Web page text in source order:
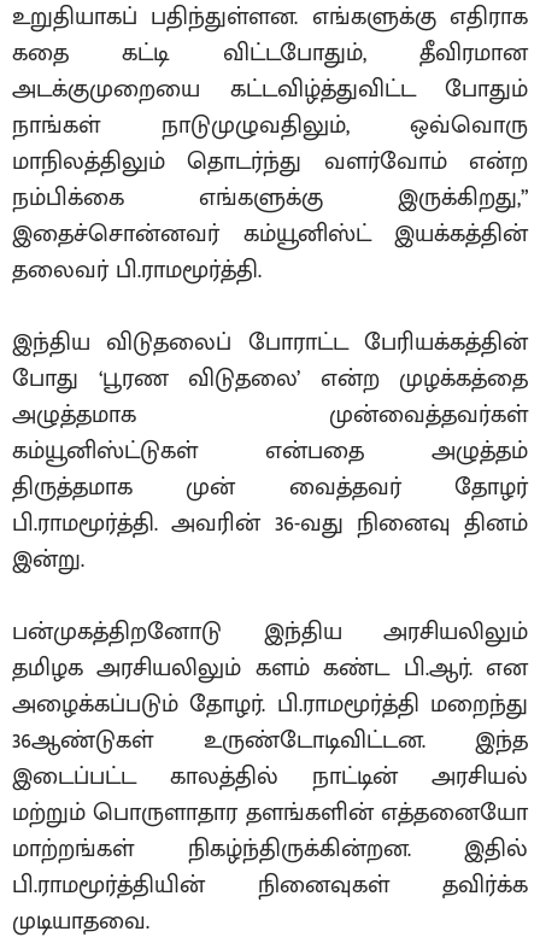
உறுதியாகப் பதிந்துள்ளன. எங்களுக்கு எதிராக
கதை கட்டி விட்டபோதும், தீவிரமான
அடக்குமுறையை கட்டவிழ்த்துவிட்ட போதும்
நாங்கள் நாடுமுழுவதிலும், ஒவ்வொரு
மாநிலத்திலும் தொடர்ந்து வளர்வோம் என்ற
நம்பிக்கை எங்களுக்கு இருக்கிறது,”
இதைச்சொன்னவர் கம்யூனிஸ்ட் இயக்கத்தின்
தலைவர் பி.ராமமூர்த்தி.
இந்திய விடுதலைப் போராட்ட பேரியக்கத்தின்
போது ‘பூரண விடுதலை’ என்ற முழக்கத்தை
அழுத்தமாக முன்வைத்தவர்கள்
கம்யூனிஸ்ட்டுகள் என்பதை அழுத்தம்
திருத்தமாக முன் வைத்தவர் தோழர்
பி.ராமமூர்த்தி. அவரின் 36-வது நினைவு தினம்
இன்று.
பன்முகத்திறனோடு இந்திய அரசியலிலும்
தமிழக அரசியலிலும் களம் கண்ட பி.ஆர். என
அழைக்கப்படும் தோழர். பி.ராமமூர்த்தி மறைந்து
36ஆண்டுகள் உருண்டோடிவிட்டன. இந்த
இடைப்பட்ட காலத்தில் நாட்டின் அரசியல்
மற்றும் பொருளாதார தளங்களின் எத்தனையோ
மாற்றங்கள் நிகழ்ந்திருக்கின்றன. இதில்
பி.ராமமூர்த்தியின் நினைவுகள் தவிர்க்க
முடியாதவை.